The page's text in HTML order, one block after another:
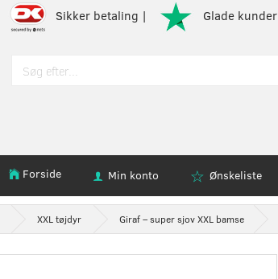
Sikker betaling | Glade kunder
Forside Min konto Ønskeliste
XXL tøjdyr Giraf – super sjov XXL bamse